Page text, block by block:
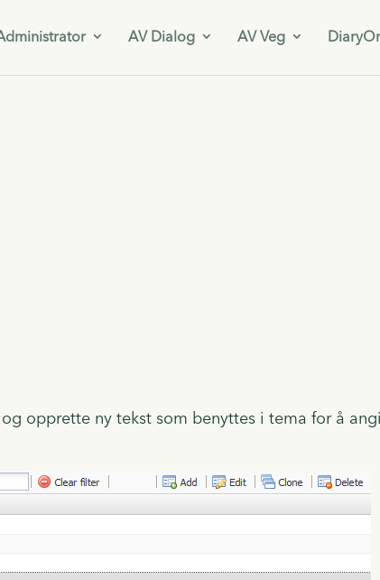
AV Dialog AV Veg
opprette ny tekst som benyttes i tema for å angi